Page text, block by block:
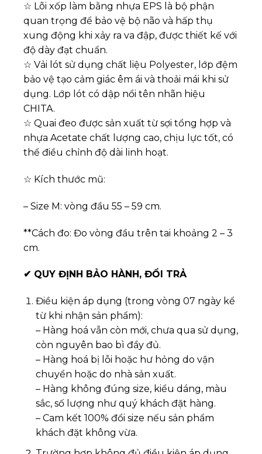
☆ Lõi xốp làm bằng nhựa EPS là bộ phận
quan trọng để bảo vệ bộ não và hấp thụ
xung động khi xảy ra va đập, được thiết kế với
độ dày đạt chuẩn.
☆ Vải lót sử dụng chất liệu Polyester, lớp đệm
bảo vệ tạo cảm giác êm ái và thoải mái khi sử
dụng. Lớp lót có dập nổi tên nhãn hiệu
CHITA.
☆ Quai đeo được sản xuất từ sợi tổng hợp và
nhựa Acetate chất lượng cao, chịu lực tốt, có
thể điều chỉnh độ dài linh hoạt.
☆ Kích thước mũ:
– Size M: vòng đầu 55 – 59 cm.
**Cách đo: Đo vòng đầu trên tai khoảng 2 – 3
cm.
✔ QUY ĐỊNH BẢO HÀNH, ĐỔI TRẢ
Điều kiện áp dụng (trong vòng 07 ngày kể
từ khi nhận sản phẩm):
– Hàng hoá vẫn còn mới, chưa qua sử dụng,
còn nguyên bao bì đầy đủ.
– Hàng hoá bị lỗi hoặc hư hỏng do vận
chuyển hoặc do nhà sản xuất.
– Hàng không đúng size, kiểu dáng, màu
sắc, số lượng như quý khách đặt hàng.
– Cam kết 100% đổi size nếu sản phẩm
khách đặt không vừa.